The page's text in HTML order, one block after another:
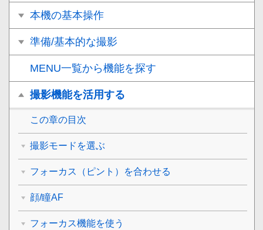
本機の基本操作
準備/基本的な撮影
MENU一覧から機能を探す
撮影機能を活用する
この章の目次
撮影モードを選ぶ
フォーカス（ピント）を合わせる
顔/瞳AF
フォーカス機能を使う